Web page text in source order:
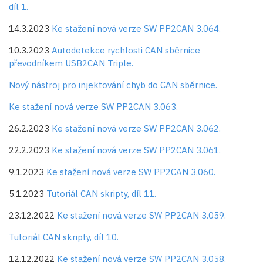
díl 1.
14.3.2023 Ke stažení nová verze SW PP2CAN 3.064.
10.3.2023 Autodetekce rychlosti CAN sběrnice
převodníkem USB2CAN Triple.
Nový nástroj pro injektování chyb do CAN sběrnice.
Ke stažení nová verze SW PP2CAN 3.063.
26.2.2023 Ke stažení nová verze SW PP2CAN 3.062.
22.2.2023 Ke stažení nová verze SW PP2CAN 3.061.
9.1.2023 Ke stažení nová verze SW PP2CAN 3.060.
5.1.2023 Tutoriál CAN skripty, díl 11.
23.12.2022 Ke stažení nová verze SW PP2CAN 3.059.
Tutoriál CAN skripty, díl 10.
12.12.2022 Ke stažení nová verze SW PP2CAN 3.058.